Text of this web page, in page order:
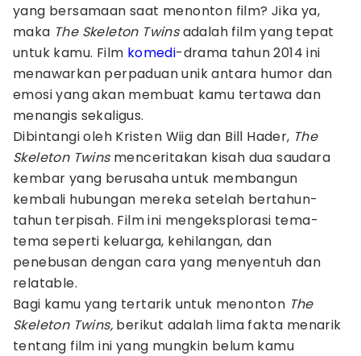
yang bersamaan saat menonton film? Jika ya,
maka The Skeleton Twinsadalah film yang tepat
untuk kamu. Film komedi-drama tahun 2014 ini
menawarkan perpaduan unik antara humor dan
emosi yang akan membuat kamu tertawa dan
menangis sekaligus.
Dibintangi oleh Kristen Wiig dan Bill Hader, The
Skeleton Twinsmenceritakan kisah dua saudara
kembar yang berusaha untuk membangun
kembali hubungan mereka setelah bertahun-
tahun terpisah. Film ini mengeksplorasi tema-
tema seperti keluarga, kehilangan, dan
penebusan dengan cara yang menyentuh dan
relatable.
Bagi kamu yang tertarik untuk menonton The
Skeleton Twins, berikut adalah lima fakta menarik
tentang film ini yang mungkin belum kamu